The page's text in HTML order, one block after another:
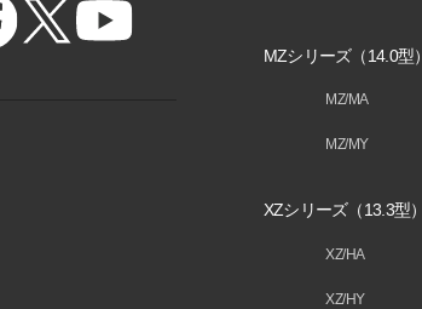
MZシリーズ（14.0型）
MZ/MA
MZ/MY
XZシリーズ（13.3型）
XZ/HA
XZ/HY